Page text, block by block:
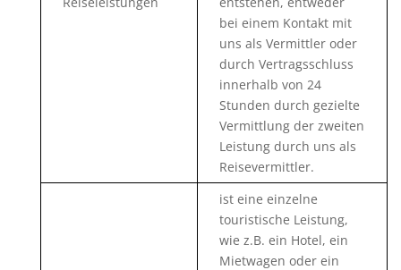
bei einem Kontakt mit
uns als Vermittler oder
durch Vertragsschluss
innerhalb von 24
Stunden durch gezielte
Vermittlung der zweiten
Leistung durch uns als
Reisevermittler.
ist eine einzelne
touristische Leistung,
wie z.B. ein Hotel, ein
Mietwagen oder ein